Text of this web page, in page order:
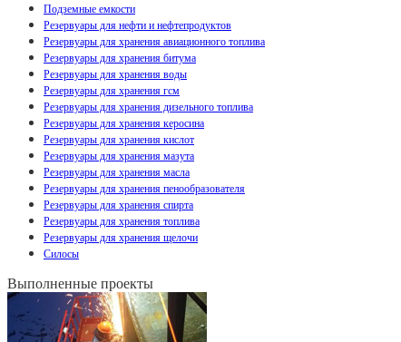
Подземные емкости
Резервуары для нефти и нефтепродуктов
Резервуары для хранения авиационного топлива
Резервуары для хранения битума
Резервуары для хранения воды
Резервуары для хранения гсм
Резервуары для хранения дизельного топлива
Резервуары для хранения керосина
Резервуары для хранения кислот
Резервуары для хранения мазута
Резервуары для хранения масла
Резервуары для хранения пенообразователя
Резервуары для хранения спирта
Резервуары для хранения топлива
Резервуары для хранения щелочи
Силосы
Выполненные проекты